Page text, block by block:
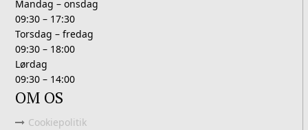
Mandag – onsdag
09:30 – 17:30
Torsdag – fredag
09:30 – 18:00
Lørdag
09:30 – 14:00
OM OS
Cookiepolitik